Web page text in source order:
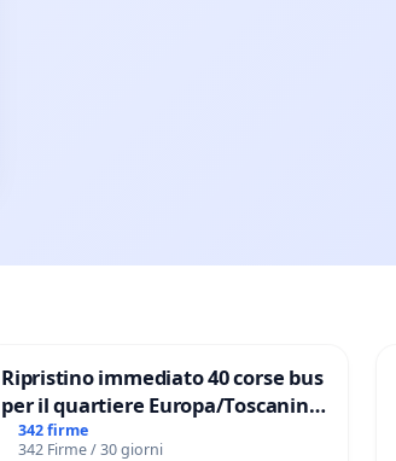
Ripristino immediato 40 corse bus
per il quartiere Europa/Toscanini
di Aprilia
342 firme
342 Firme / 30 giorni